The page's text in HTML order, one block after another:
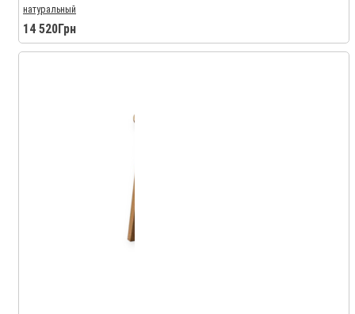
натуральный
14 520Грн